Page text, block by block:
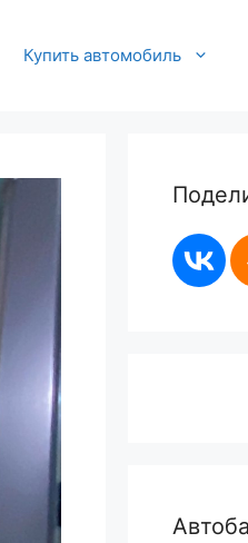
Купить автомобиль